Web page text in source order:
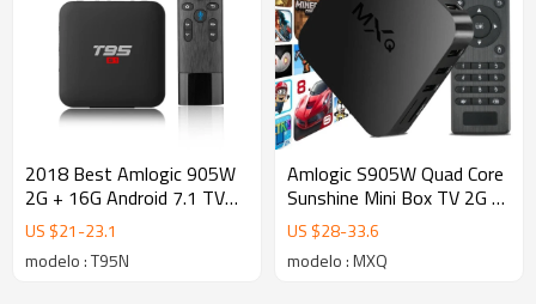
2018 Best Amlogic 905W
2G + 16G Android 7.1 TV
BOX
US $21-23.1
modelo : T95N
Amlogic S905W Quad Core
Sunshine Mini Box TV 2G /
16G Bluetooth4.0 Opcional
Android Smart TV Box
US $28-33.6
modelo : MXQ